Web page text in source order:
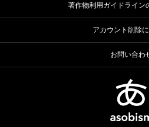
著作物利用ガイドライン
アカウント削除
お問い合わ